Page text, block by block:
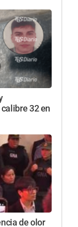
32 en
de olor